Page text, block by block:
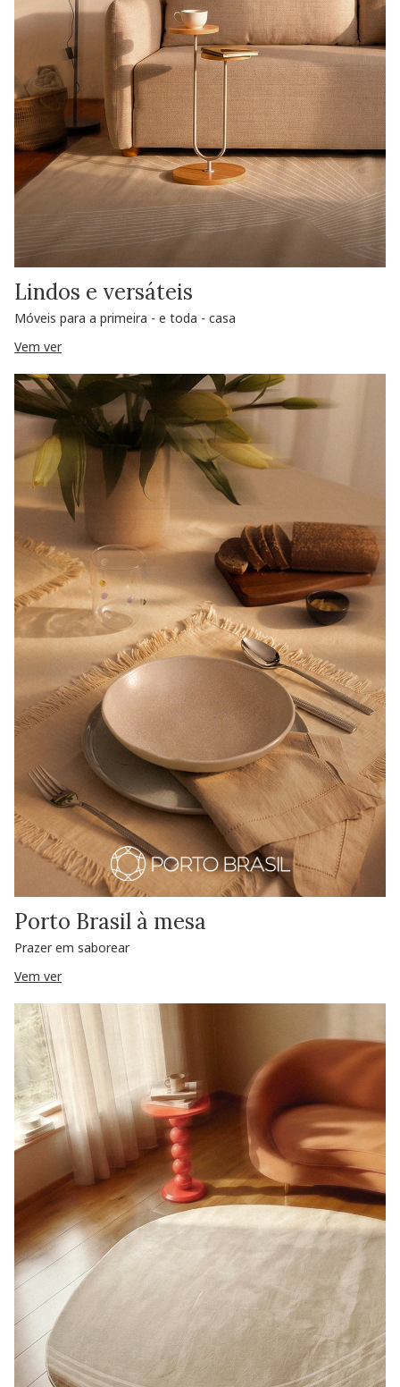
Lindos e versáteis
Móveis para a primeira - e toda - casa
Vem ver
Porto Brasil à mesa
Prazer em saborear
Vem ver